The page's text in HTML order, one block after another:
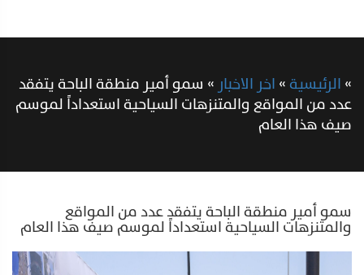
»الرئيسية»اخر الاخبار » سمو أمير منطقة الباحة يتفقد
عدد من المواقع والمتنزهات السياحية استعداداً لموسم
صيف هذا العام
سمو أمير منطقة الباحة يتفقد عدد من المواقع
والمتنزهات السياحية استعداداً لموسم صيف هذا العام